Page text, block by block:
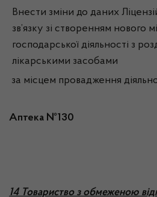
Внести зміни до даних
зв’язку зі створенням нового
господарської діяльності з
лікарськими засобами
за місцем провадження
Аптека №130
14 Товариство з обмеженою